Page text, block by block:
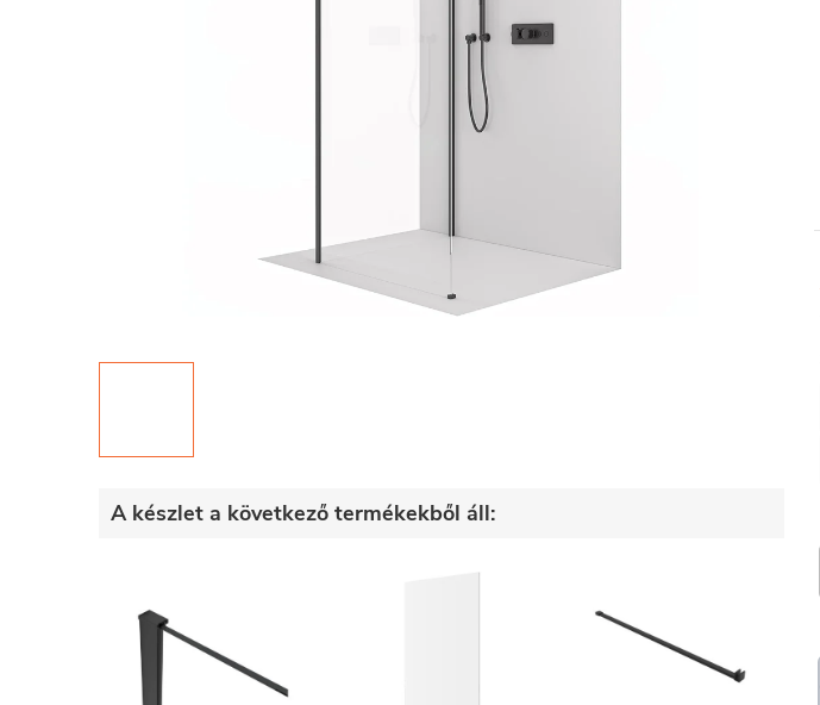
A készlet a következő termékekből áll: